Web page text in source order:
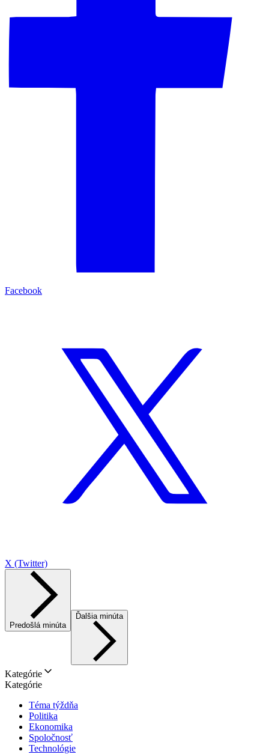
Facebook
X (Twitter)
Predošlá minúta
Ďalšia minúta
Kategórie
Kategórie
Téma týždňa
Politika
Ekonomika
Spoločnosť
Technológie